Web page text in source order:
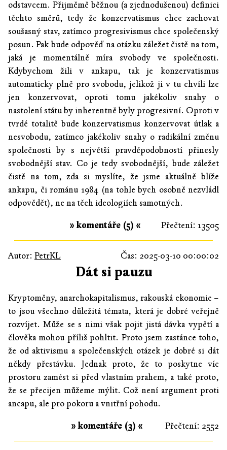
odstavcem. Přijměmě běžnou (a zjednodušenou) definici
těchto směrů, tedy že konzervatismus chce zachovat
soušasný stav, zatímco progresivismus chce společenský
posun. Pak bude odpověď na otázku záležet čistě na tom,
jaká je momentálně míra svobody ve společnosti.
Kdybychom žili v ankapu, tak je konzervatismus
automaticky plně pro svobodu, jelikož ji v tu chvíli lze
jen konzervovat, oproti tomu jakékoliv snahy o
nastolení státu by inherentně byly progresivní. Oproti v
tvrdé totalitě bude konzervatismus konzervovat útlak a
nesvobodu, zatímco jakékoliv snahy o radikální změnu
společnosti by s největší pravděpodobností přinesly
svobodnější stav. Co je tedy svobodnější, bude záležet
čistě na tom, zda si myslíte, že jsme aktuálně blíže
ankapu, či románu 1984 (na tohle bych osobně nezvládl
odpovědět), ne na těch ideologiích samotných.
Přečtení: 13505
» komentáře (5) «
Autor: PetrKL Čas: 2025-03-10 00:00:02
Dát si pauzu
Kryptoměny, anarchokapitalismus, rakouská ekonomie –
to jsou všechno důležitá témata, která je dobré veřejně
rozvíjet. Může se s nimi však pojit jistá dávka vypětí a
člověka mohou příliš pohltit. Proto jsem zastánce toho,
že od aktivismu a společenských otázek je dobré si dát
někdy přestávku. Jednak proto, že to poskytne víc
prostoru zamést si před vlastním prahem, a také proto,
že se přecijen můžeme mýlit. Což není argument proti
ancapu, ale pro pokoru a vnitřní pohodu.
Přečtení: 2552
» komentáře (3) «